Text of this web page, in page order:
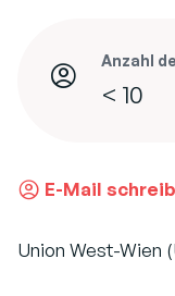
Anzahl
< 10
E-Mail
Union West-Wien